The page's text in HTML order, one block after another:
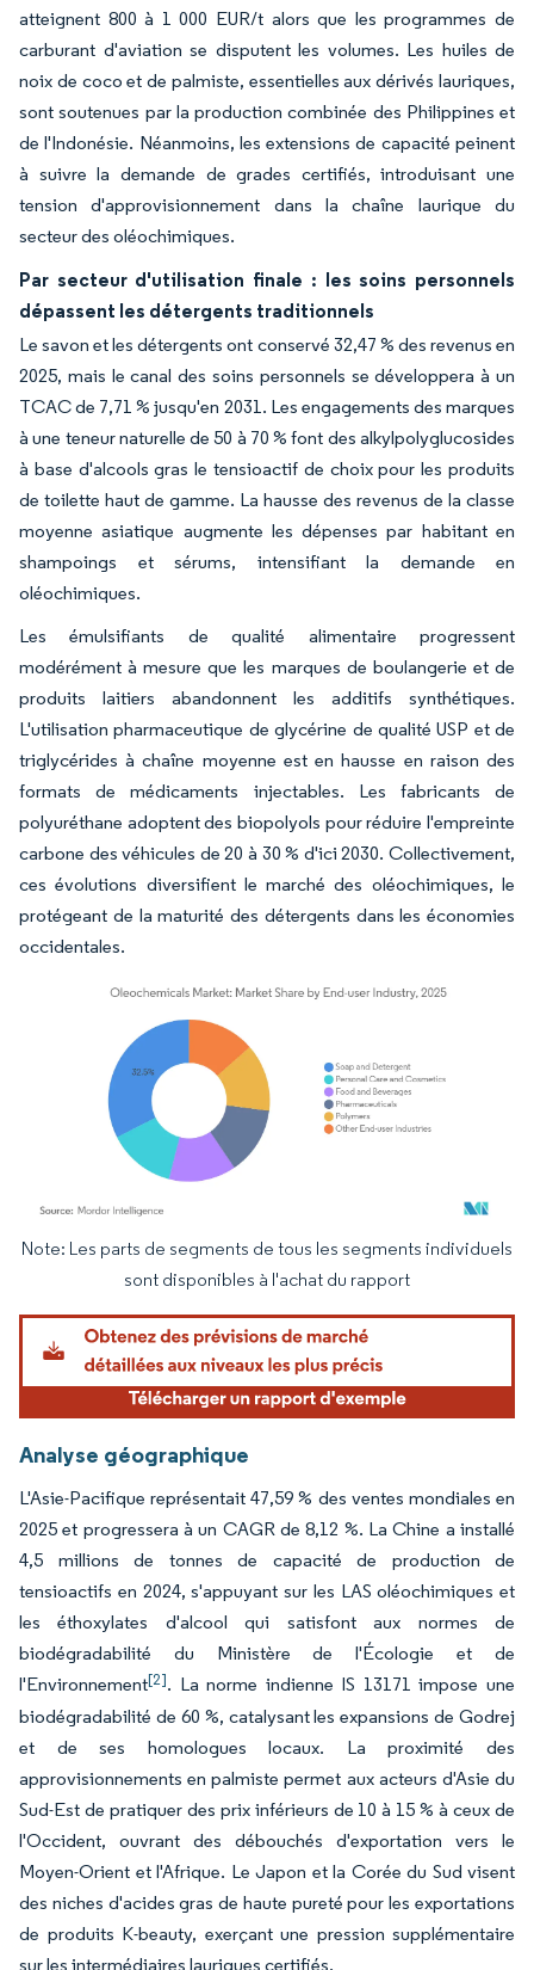
atteignent 800 à 1 000 EUR/t alors que les programmes de
carburant d'aviation se disputent les volumes. Les huiles de
noix de coco et de palmiste, essentielles aux dérivés lauriques,
sont soutenues par la production combinée des Philippines et
de l'Indonésie. Néanmoins, les extensions de capacité peinent
à suivre la demande de grades certifiés, introduisant une
tension d'approvisionnement dans la chaîne laurique du
secteur des oléochimiques.
Par secteur d'utilisation finale : les soins personnels
dépassent les détergents traditionnels
Le savon et les détergents ont conservé 32,47 % des revenus en
2025, mais le canal des soins personnels se développera à un
TCAC de 7,71 % jusqu'en 2031. Les engagements des marques
à une teneur naturelle de 50 à 70 % font des alkylpolyglucosides
à base d'alcools gras le tensioactif de choix pour les produits
de toilette haut de gamme. La hausse des revenus de la classe
moyenne asiatique augmente les dépenses par habitant en
shampoings et sérums, intensifiant la demande en
oléochimiques.
Les émulsifiants de qualité alimentaire progressent
modérément à mesure que les marques de boulangerie et de
produits laitiers abandonnent les additifs synthétiques.
L'utilisation pharmaceutique de glycérine de qualité USP et de
triglycérides à chaîne moyenne est en hausse en raison des
formats de médicaments injectables. Les fabricants de
polyuréthane adoptent des biopolyols pour réduire l'empreinte
carbone des véhicules de 20 à 30 % d'ici 2030. Collectivement,
ces évolutions diversifient le marché des oléochimiques, le
protégeant de la maturité des détergents dans les économies
occidentales.
Image © Mordor Intelligence. La réutilisation nécessite une attribution sous CC BY
Note: Les parts de segments de tous les segments individuels
sont disponibles à l'achat du rapport
Analyse géographique
L'Asie-Pacifique représentait 47,59 % des ventes mondiales en
2025 et progressera à un CAGR de 8,12 %. La Chine a installé
4,5 millions de tonnes de capacité de production de
tensioactifs en 2024, s'appuyant sur les LAS oléochimiques et
les éthoxylates d'alcool qui satisfont aux normes de
biodégradabilité du Ministère de l'Écologie et de
l'Environnement[2]. La norme indienne IS 13171 impose une
biodégradabilité de 60 %, catalysant les expansions de Godrej
et de ses homologues locaux. La proximité des
approvisionnements en palmiste permet aux acteurs d'Asie du
Sud-Est de pratiquer des prix inférieurs de 10 à 15 % à ceux de
l'Occident, ouvrant des débouchés d'exportation vers le
Moyen-Orient et l'Afrique. Le Japon et la Corée du Sud visent
des niches d'acides gras de haute pureté pour les exportations
de produits K-beauty, exerçant une pression supplémentaire
sur les intermédiaires lauriques certifiés.